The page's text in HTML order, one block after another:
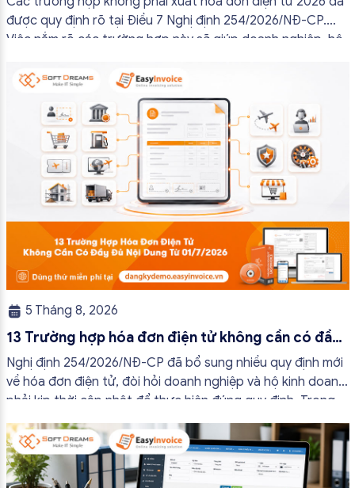
được quy định rõ tại Điều 7 Nghị định 254/2026/NĐ-CP.
Việc nắm rõ các trường hợp này sẽ giúp doanh nghiệp, hộ
tránh lập hóa đơn không cần thiết hoặc áp […]
5 Tháng 8, 2026
13 Trường hợp hóa đơn điện tử không cần có đầy
đủ nội dung từ 01/7/2026
Nghị định 254/2026/NĐ-CP đã bổ sung nhiều quy định mới
về hóa đơn điện tử, đòi hỏi doanh nghiệp và hộ kinh doanh
phải kịp thời cập nhật để thực hiện đúng quy định. Trong
bài viết này, hóa đơn điện tử EasyInvoice sẽ chia sẻ 13
trường hợp hóa đơn điện tử không cần […]